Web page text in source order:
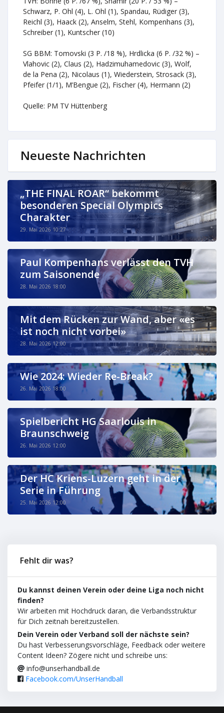
Schwarz, P. Ohl (4), L. Ohl (1), Spandau, Rüdiger (3),
Reichl (3), Haack (2), Anselm, Stehl, Kompenhans (3),
Schreiber (1), Kuntscher (10)
SG BBM: Tomovski (3 P. /18 %), Hrdlicka (6 P. /32 %) –
Vlahovic (2), Claus (2), Hadzimuhamedovic (3), Wolf,
de la Pena (2), Nicolaus (1), Wiederstein, Strosack (3),
Pfeifer (1/1), M’Bengue (2), Fischer (4), Hermann (2)
Quelle: PM TV Hüttenberg
Neueste Nachrichten
„THE FINAL ROAR“ bekommt
besonderen Special Olympics
Charakter
29. Mai 2026 10:27
Paul Kompenhans verlässt den TVH
zum Saisonende
28. Mai 2026 18:00
Mit dem Rücken zur Wand, aber «es
ist noch nicht vorbei»
28. Mai 2026 12:00
Wie 2024: Wieder Re-Break?
26. Mai 2026 18:00
Spielbericht HG Saarlouis in
Braunschweig
26. Mai 2026 12:00
Der HC Kriens-Luzern geht in der
Serie in Führung
25. Mai 2026 12:00
Fehlt dir was?
Du kannst deinen Verein oder deine Liga noch nicht
finden?
Wir arbeiten mit Hochdruck daran, die Verbandsstruktur
für Dich zeitnah bereitzustellen.
Dein Verein oder Verband soll der nächste sein?
Du hast Verbesserungsvorschläge, Feedback oder weitere
Content Ideen? Zögere nicht und schreibe uns:
info@unserhandball.de
Facebook.com/UnserHandball